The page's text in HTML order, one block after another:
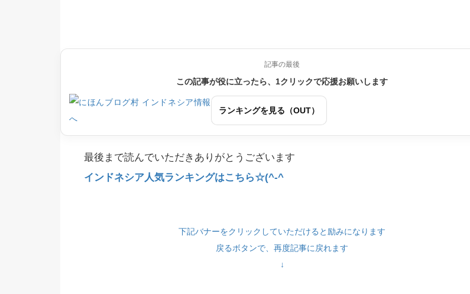
記事の最後
この記事が役に立ったら、1クリックで応援お願いします
ランキングを見る（OUT）
最後まで読んでいただきありがとうございます
インドネシア人気ランキングはこちら☆(^-^
下記バナーをクリックしていただけると励みになります
戻るボタンで、再度記事に戻れます
↓